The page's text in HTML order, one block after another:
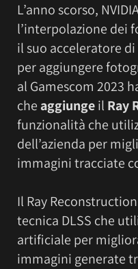
L’anno scorso,
l’interpolazione dei
il suo acceleratore
per aggiungere
al Gamescom 2023
che aggiungeil Ray
funzionalità che
dell’azienda per
immagini tracciate
Il Ray
tecnica DLSS che
artificiale per
immagini generate